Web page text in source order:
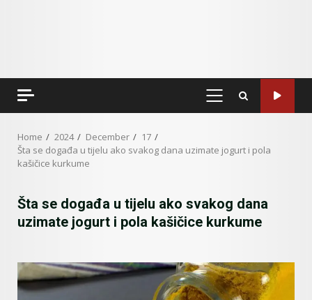
PRIMARY
Home 2024 December
17
Šta se događa u tijelu ako svakog dana uzimate jogurt i pola
kašičice kurkume
Šta se događa u tijelu ako svakog dana
uzimate jogurt i pola kašičice kurkume